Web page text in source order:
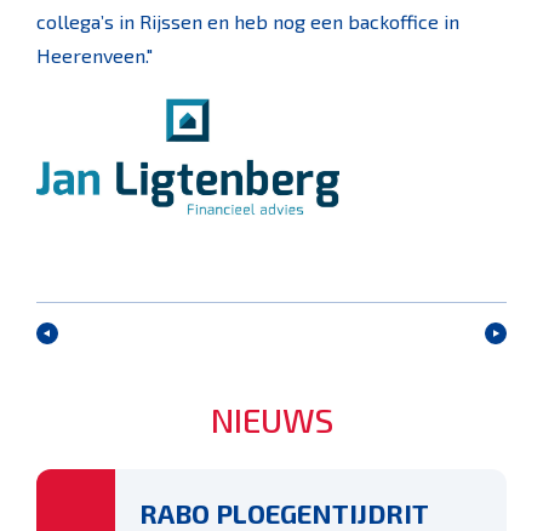
collega’s in Rijssen en heb nog een backoffice in
Heerenveen."
NIEUWS
RABO PLOEGENTIJDRIT